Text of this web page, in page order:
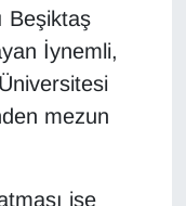
Beşiktaş
İynemli,
mezun
ise